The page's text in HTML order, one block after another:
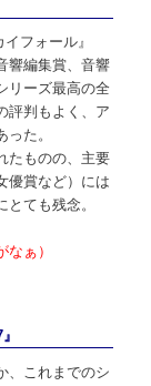
フォール』
響編集賞、音響
リーズ最高の全
評判もよく、ア
た。
たものの、主要
優賞など）には
ても残念。
ぁ）
、これまでのシ